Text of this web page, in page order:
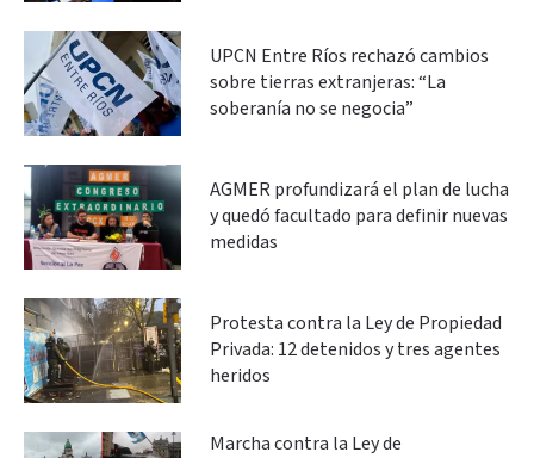
UPCN Entre Ríos rechazó cambios
sobre tierras extranjeras: “La
soberanía no se negocia”
AGMER profundizará el plan de lucha
y quedó facultado para definir nuevas
medidas
Protesta contra la Ley de Propiedad
Privada: 12 detenidos y tres agentes
heridos
Marcha contra la Ley de